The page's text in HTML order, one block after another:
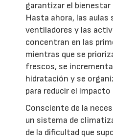
garantizar el bienestar
Hasta ahora, las aulas
ventiladores y las
concentran en las
mientras que se
frescos, se
hidratación y se
para reducir el impacto
Consciente de la
un sistema de
de la dificultad que